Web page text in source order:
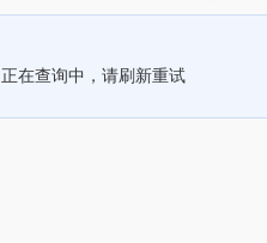
正在查询中，请刷新重试